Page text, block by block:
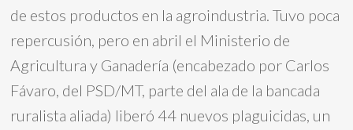
de estos productos en la agroindustria. Tuvo poca
repercusión, pero en abril el Ministerio de
Agricultura y Ganadería (encabezado por Carlos
Fávaro, del PSD/MT, parte del ala de la bancada
ruralista aliada) liberó 44 nuevos plaguicidas, un